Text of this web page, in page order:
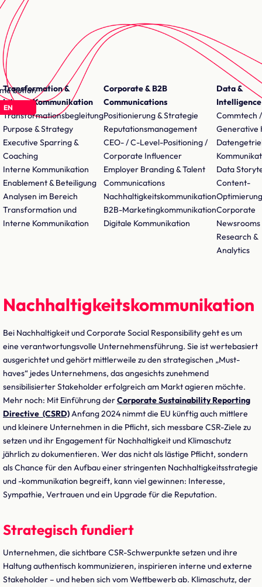
EN
Transformation &
Interne Kommunikation
Transformationsbegleitung
Purpose & Strategy
Executive Sparring &
Coaching
Interne Kommunikation
Enablement & Beteiligung
Analysen im Bereich
Transformation und
Interne Kommunikation
Corporate & B2B
Communications
Positionierung & Strategie
Reputationsmanagement
CEO- / C-Level-Positioning /
Corporate Influencer
Employer Branding & Talent
Communications
Nachhaltigkeitskommunikation
B2B-Marketingkommunikation
Digitale Kommunikation
Data &
Intelligence
Commtech /
Generative
Data
Content-
Optimierung
Corporate
Newsrooms
Research &
Analytics
Nachhaltigkeitskommunikation
Bei Nachhaltigkeit und Corporate Social Responsibility geht es um
eine verantwortungsvolle Unternehmensführung. Sie ist wertebasiert
ausgerichtet und gehört mittlerweile zu den strategischen „Must-
haves“ jedes Unternehmens, das angesichts zunehmend
sensibilisierter Stakeholder erfolgreich am Markt agieren möchte.
Mehr noch: Mit Einführung derCorporate Sustainability Reporting
Directive (CSRD)Anfang 2024 nimmt die EU künftig auch mittlere
und kleinere Unternehmen in die Pflicht, sich messbare CSR-Ziele zu
setzen und ihr Engagement für Nachhaltigkeit und Klimaschutz
jährlich zu dokumentieren. Wer das nicht als lästige Pflicht, sondern
als Chance für den Aufbau einer stringenten Nachhaltigkeitsstrategie
und -kommunikation begreift, kann viel gewinnen: Interesse,
Sympathie, Vertrauen und ein Upgrade für die Reputation.
Strategisch fundiert
Unternehmen, die sichtbare CSR-Schwerpunkte setzen und ihre
Haltung authentisch kommunizieren, inspirieren interne und externe
Stakeholder – und heben sich vom Wettbewerb ab. Klimaschutz, der